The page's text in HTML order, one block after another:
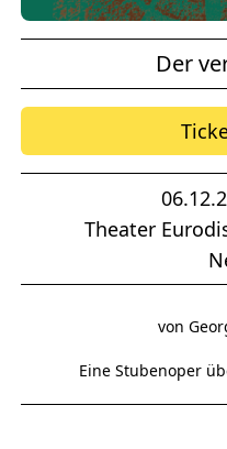
Der
Theater
von
Eine Stubenoper